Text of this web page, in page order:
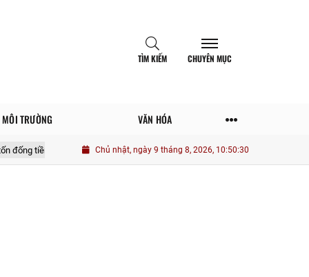
TÌM KIẾM CHUYÊN MỤC
MÔI TRƯỜNG VĂN HÓA
Một số yếu tố tác động nâng cao vai trò thanh niên quân đội trong
Chủ nhật, ngày 9 tháng 8, 2026, 10:50:31